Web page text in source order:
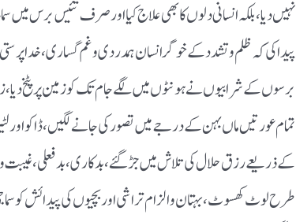
نہیں دیا ، بلکہ انسانی دلوں کابھی علاج کیا اور صرف تئیس برس میں
پیدا کی کہ ظلم و تشدد کے خوگر انسان ہمدردی وغم گساری ، خدا
برسوں کے شرابیوں نے ہونٹوں میں لگے جام تک کوزمین پر پٹخ دیا ،
تمام عورتیں ماں بہن کے درجے میں تصور کی جانے لگیں ، ڈاکو
کے ذریعے رزق حلال کی تلاش میں جڑ گئے ، بد کاری ، بدفعلی ،
طرح لوٹ کھسوٹ ، بہتان والزام تراشی اوربچیوں کی پیدائش کو